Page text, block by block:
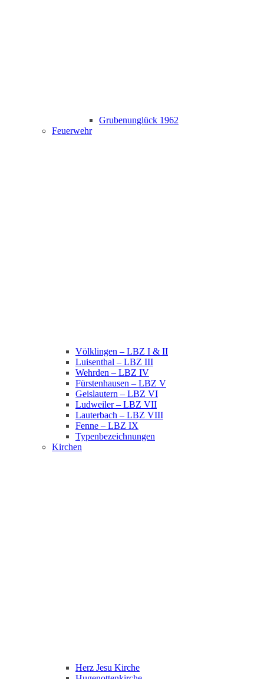
Grubenunglück 1962
Feuerwehr
Völklingen – LBZ I & II
Luisenthal – LBZ III
Wehrden – LBZ IV
Fürstenhausen – LBZ V
Geislautern – LBZ VI
Ludweiler – LBZ VII
Lauterbach – LBZ VIII
Fenne – LBZ IX
Typenbezeichnungen
Kirchen
Herz Jesu Kirche